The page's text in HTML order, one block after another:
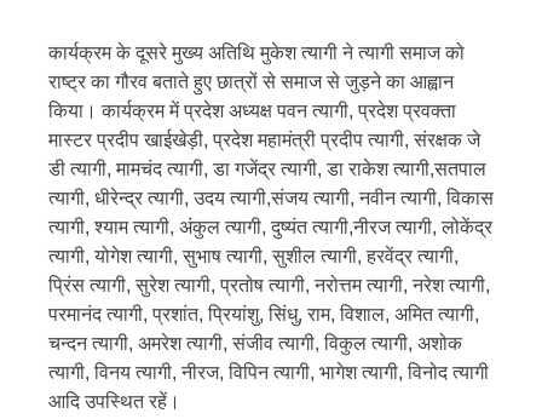
कार्यक्रम के दूसरे मुख्य अतिथि मुकेश त्यागी ने त्यागी समाज को
राष्ट्र का गौरव बताते हुए छात्रों से समाज से जुड़ने का आह्वान
किया। कार्यक्रम में प्रदेश अध्यक्ष पवन त्यागी, प्रदेश प्रवक्ता
मास्टर प्रदीप खाईखेड़ी, प्रदेश महामंत्री प्रदीप त्यागी, संरक्षक जे
डी त्यागी, मामचंद त्यागी, डा गजेंद्र त्यागी, डा राकेश त्यागी,सतपाल
त्यागी, धीरेन्द्र त्यागी, उदय त्यागी,संजय त्यागी, नवीन त्यागी, विकास
त्यागी, श्याम त्यागी, अंकुल त्यागी, दुष्यंत त्यागी,नीरज त्यागी, लोकेंद्र
त्यागी, योगेश त्यागी, सुभाष त्यागी, सुशील त्यागी, हरवेंद्र त्यागी,
प्रिंस त्यागी, सुरेश त्यागी, प्रतोष त्यागी, नरोत्तम त्यागी, नरेश त्यागी,
परमानंद त्यागी, प्रशांत, प्रियांशु, सिंधु, राम, विशाल, अमित त्यागी,
चन्दन त्यागी, अमरेश त्यागी, संजीव त्यागी, विकुल त्यागी, अशोक
त्यागी, विनय त्यागी, नीरज, विपिन त्यागी, भागेश त्यागी, विनोद त्यागी
आदि उपस्थित रहें।